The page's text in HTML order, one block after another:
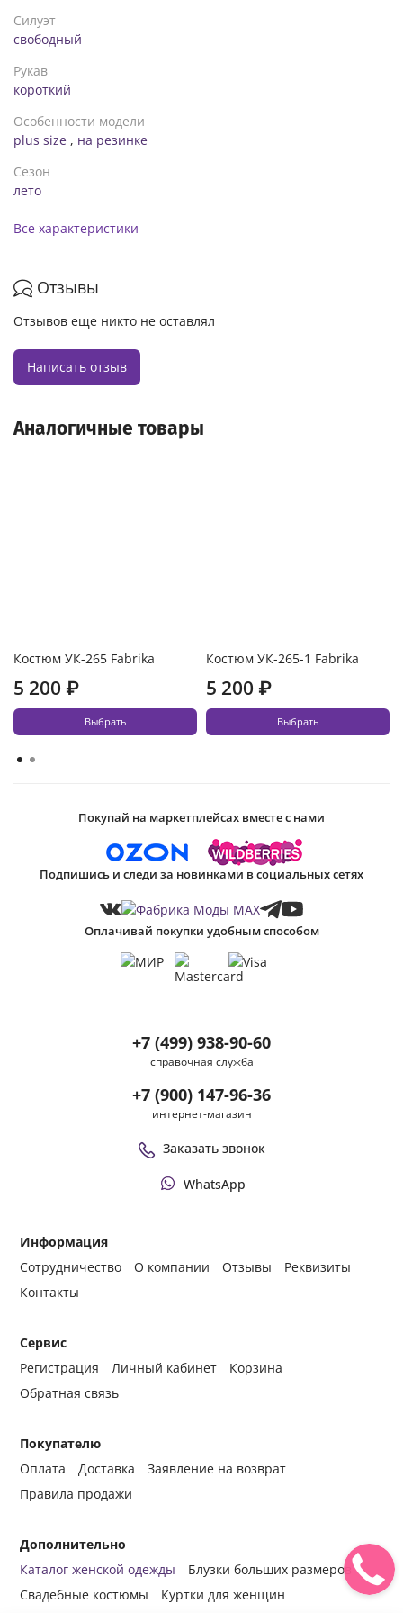
Силуэт
свободный
Рукав
короткий
Особенности модели
plus size , на резинке
Сезон
лето
Все характеристики
Отзывы
Отзывов еще никто не оставлял
Написать отзыв
Аналогичные товары
Костюм УК-265 Fabrika
5 200 ₽
Выбрать
Костюм УК-265-1 Fabrika
5 200 ₽
Выбрать
Информация
Сотрудничество
О компании Отзывы
Реквизиты
Контакты
Сервис
Регистрация
Личный кабинет
Корзина
Обратная связь
Покупателю
Оплата
Доставка
Заявление на возврат
Правила продажи
Дополнительно
Каталог женской одежды
Блузки больших размеров
Свадебные костюмы
Куртки для женщин
+7 (499) 938-90-60
справочная служба
+7 (900) 147-96-36
интернет-магазин
Заказать звонок
WhatsApp
Покупай на маркетплейсах вместе с нами
Подпишись и следи за новинками в социальных сетях
Оплачивай покупки удобным способом